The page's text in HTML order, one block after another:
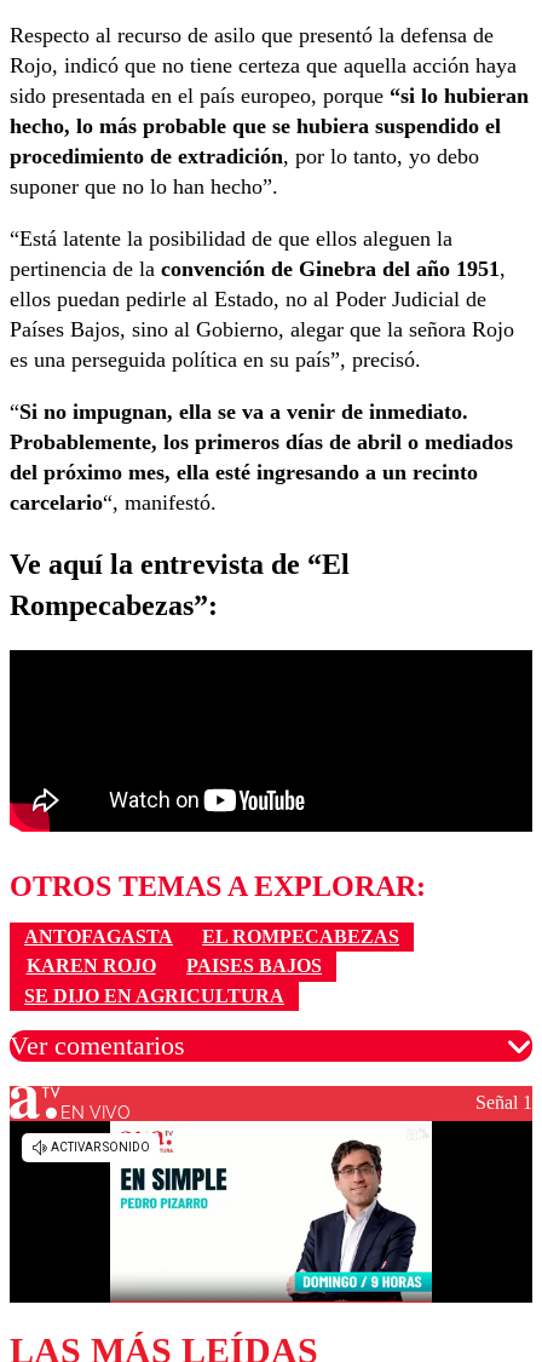
Respecto al recurso de asilo que presentó la defensa de
Rojo, indicó que no tiene certeza que aquella acción haya
sido presentada en el país europeo, porque “si lo hubieran
hecho, lo más probable que se hubiera suspendido el
procedimiento de extradición, por lo tanto, yo debo
suponer que no lo han hecho”.
“Está latente la posibilidad de que ellos aleguen la
pertinencia de la convención de Ginebra del año 1951,
ellos puedan pedirle al Estado, no al Poder Judicial de
Países Bajos, sino al Gobierno, alegar que la señora Rojo
es una perseguida política en su país”, precisó.
“Si no impugnan, ella se va a venir de inmediato.
Probablemente, los primeros días de abril o mediados
del próximo mes, ella esté ingresando a un recinto
carcelario“, manifestó.
Ve aquí la entrevista de “El
Rompecabezas”:
OTROS TEMAS A EXPLORAR:
ANTOFAGASTA
EL ROMPECABEZAS
KAREN ROJO
PAISES BAJOS
SE DIJO EN AGRICULTURA
Ver comentarios
Los comentarios son moderados para garantizar un
diálogo respetuoso.
EN VIVO Señal 1
LAS MÁS LEÍDAS